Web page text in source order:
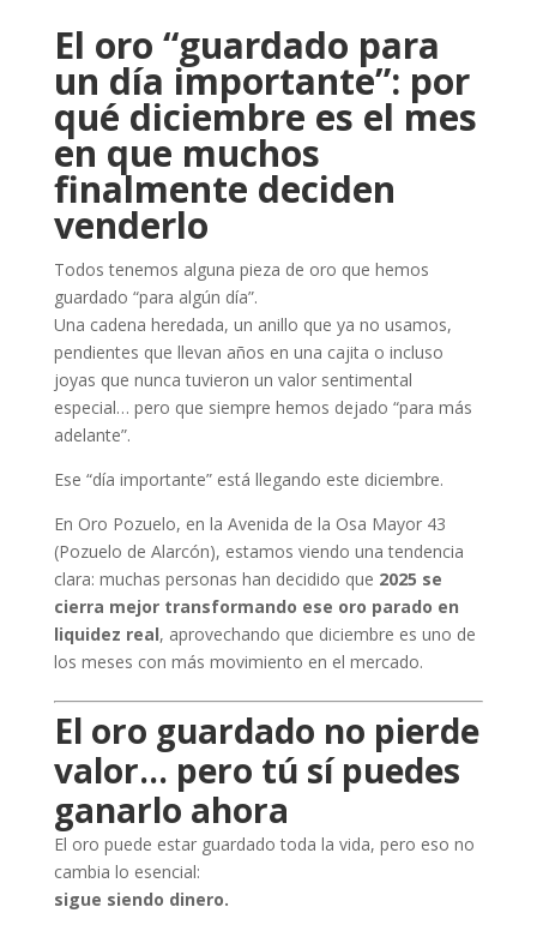
El oro “guardado para
un día importante”: por
qué diciembre es el mes
en que muchos
finalmente deciden
venderlo
Todos tenemos alguna pieza de oro que hemos
guardado “para algún día”.
Una cadena heredada, un anillo que ya no usamos,
pendientes que llevan años en una cajita o incluso
joyas que nunca tuvieron un valor sentimental
especial… pero que siempre hemos dejado “para más
adelante”.
Ese “día importante” está llegando este diciembre.
En Oro Pozuelo, en la Avenida de la Osa Mayor 43
(Pozuelo de Alarcón), estamos viendo una tendencia
clara: muchas personas han decidido que 2025 se
cierra mejor transformando ese oro parado en
liquidez real, aprovechando que diciembre es uno de
los meses con más movimiento en el mercado.
El oro guardado no pierde
valor… pero tú sí puedes
ganarlo ahora
El oro puede estar guardado toda la vida, pero eso no
cambia lo esencial:
sigue siendo dinero.